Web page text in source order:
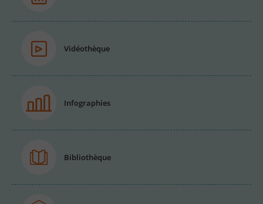
Vidéothèque
Infographies
Bibliothèque